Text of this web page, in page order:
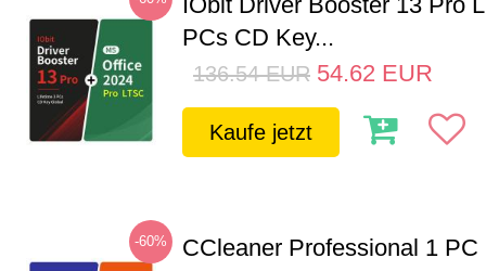
PCs CD Key...
136.54 EUR 54.62 EUR
Kaufe jetzt
-60%
CCleaner Professional 1 PC